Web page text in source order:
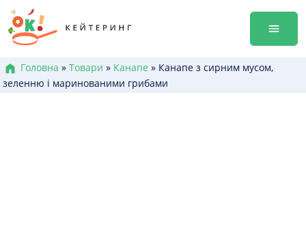
Перейти
до
змісту
Гала-
Меню
Головна » Товари » Канапе » Канапе з сирним мусом,
зеленню і маринованими грибами